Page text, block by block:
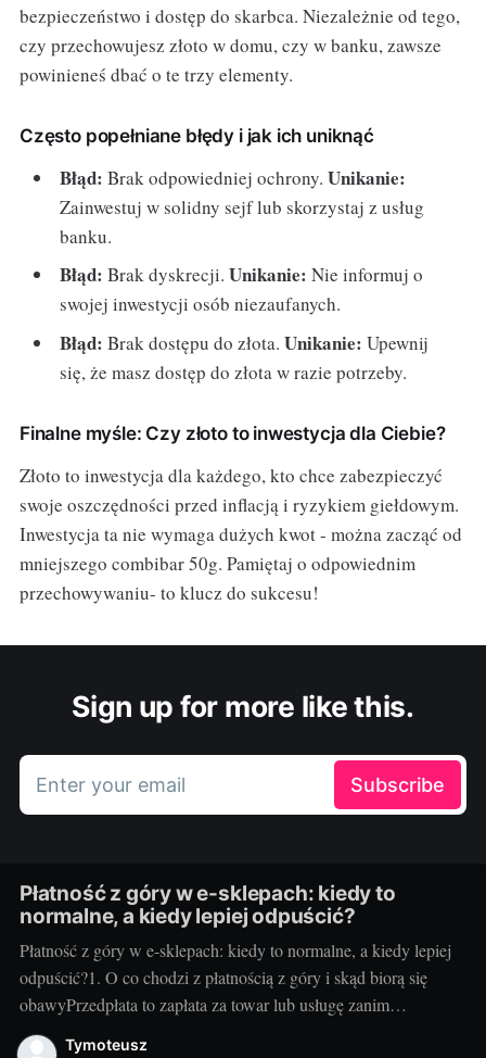
bezpieczeństwo i dostęp do skarbca. Niezależnie od tego,
czy przechowujesz złoto w domu, czy w banku, zawsze
powinieneś dbać o te trzy elementy.
Często popełniane błędy i jak ich uniknąć
Błąd: Brak odpowiedniej ochrony.Unikanie:
Zainwestuj w solidny sejf lub skorzystaj z usług
banku.
Błąd: Brak dyskrecji.Unikanie: Nie informuj o
swojej inwestycji osób niezaufanych.
Błąd: Brak dostępu do złota.Unikanie: Upewnij
się, że masz dostęp do złota w razie potrzeby.
Finalne myśle: Czy złoto to inwestycja dla Ciebie?
Złoto to inwestycja dla każdego, kto chce zabezpieczyć
swoje oszczędności przed inflacją i ryzykiem giełdowym.
Inwestycja ta nie wymaga dużych kwot - można zacząć od
mniejszego combibar 50g. Pamiętaj o odpowiednim
przechowywaniu- to klucz do sukcesu!
Sign up for more like this.
Enter your email Subscribe
Płatność z góry w e-sklepach: kiedy to
normalne, a kiedy lepiej odpuścić?
Płatność z góry w e-sklepach: kiedy to normalne, a kiedy lepiej
odpuścić?1. O co chodzi z płatnością z góry i skąd biorą się
obawyPrzedpłata to zapłata za towar lub usługę zanim
sprzedawca je wyśle albo wykona. Sklepy proszą o nią z kilku
Tymoteusz